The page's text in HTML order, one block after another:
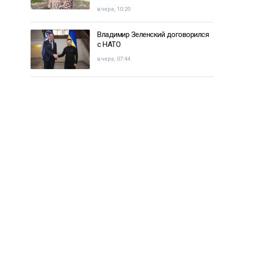
вчера, 10:20
Владимир Зеленский договорился
с НАТО
вчера, 07:44